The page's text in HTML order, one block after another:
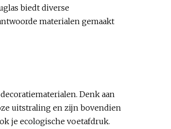
biedt diverse
materialen gemaakt
Denk aan
uitstraling en zijn bovendien
je ecologische voetafdruk.